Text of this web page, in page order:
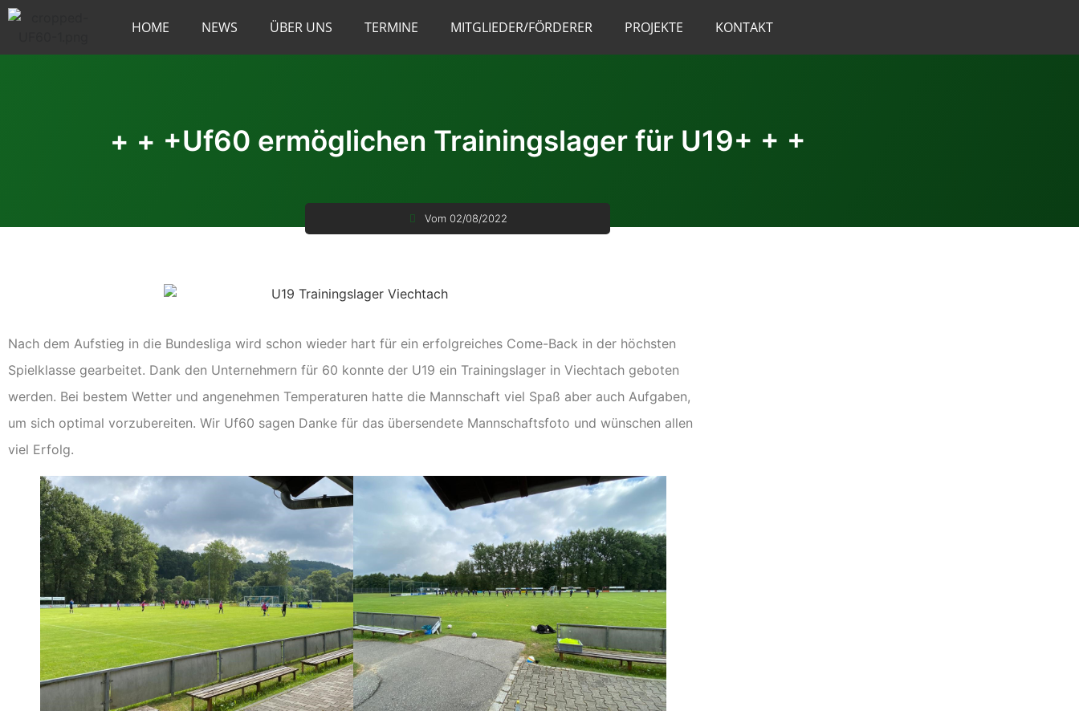
HOME NEWS ÜBER UNS TERMINE MITGLIEDER/FÖRDERER PROJEKTE KONTAKT
+ + +Uf60 ermöglichen Trainingslager für U19+ + +
Vom 02/08/2022
Nach dem Aufstieg in die Bundesliga wird schon wieder hart für ein erfolgreiches Come-Back in der höchsten
Spielklasse gearbeitet. Dank den Unternehmern für 60 konnte der U19 ein Trainingslager in Viechtach geboten
werden. Bei bestem Wetter und angenehmen Temperaturen hatte die Mannschaft viel Spaß aber auch Aufgaben,
um sich optimal vorzubereiten. Wir Uf60 sagen Danke für das übersendete Mannschaftsfoto und wünschen allen
viel Erfolg.